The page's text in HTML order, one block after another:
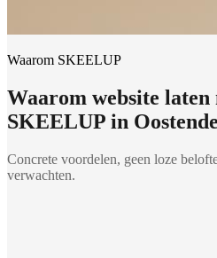
Waarom SKEELUP
Waarom website laten
SKEELUP in Oostende
Concrete voordelen, geen loze
verwachten.